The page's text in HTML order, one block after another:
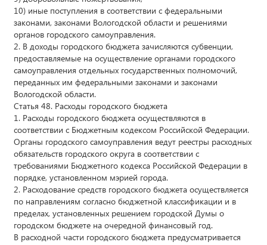
10) иные поступления в соответствии с федеральными
законами, законами Вологодской области и решениями
органов городского самоуправления.
2. В доходы городского бюджета зачисляются субвенции,
предоставляемые на осуществление органами городского
самоуправления отдельных государственных полномочий,
переданных им федеральными законами и законами
Вологодской области.
Статья 48. Расходы городского бюджета
1. Расходы городского бюджета осуществляются в
соответствии с Бюджетным кодексом Российской Федерации.
Органы городского самоуправления ведут реестры расходных
обязательств городского округа в соответствии с
требованиями Бюджетного кодекса Российской Федерации в
порядке, установленном мэрией города.
2. Расходование средств городского бюджета осуществляется
по направлениям согласно бюджетной классификации и в
пределах, установленных решением городской Думы о
городском бюджете на очередной финансовый год.
В расходной части городского бюджета предусматривается